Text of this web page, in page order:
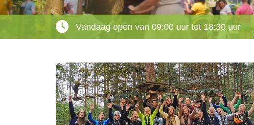
Vandaag open van 09:00 uur tot 18:30 uur